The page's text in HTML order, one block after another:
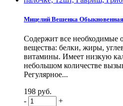
Мицелий Вешенка Обыкновенная
Содержит все необходимые
вещества: белки, жиры,
витамины. Имеет низкую
небольшом количестве
Регулярное...
198 руб.
-
+